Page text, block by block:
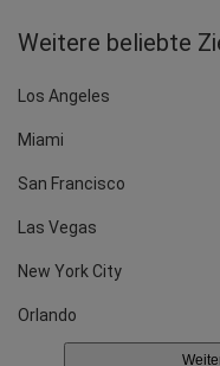
Weitere beliebte
Los Angeles
Miami
San Francisco
Las Vegas
New York City
Orlando
Tampa
Seattle
Denver
Boston
Fort Myers
Chicago
Fort Lauderdale
Washington D.C.
Dallas
Newark
Atlanta
San Diego
Charlotte
Houston
Anchorage
Detroit
Phoenix
Philadelphia
New Orleans
Buffalo
Charleston
Baltimore
El Paso
Boise
Baton Rouge